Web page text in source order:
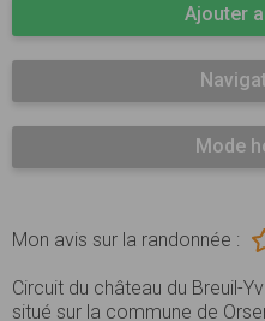
Ajouter
Mode
Mon avis sur la randonnée :
Circuit du château du Breuil-
situé sur la commune de